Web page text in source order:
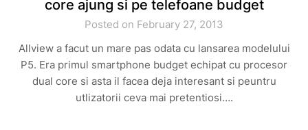
core ajung si pe telefoane budget
Posted on February 27, 2013
Allview a facut un mare pas odata cu lansarea modelului
P5. Era primul smartphone budget echipat cu procesor
dual core si asta il facea deja interesant si peuntru
utlizatorii ceva mai pretentiosi….